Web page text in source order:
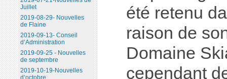
été retenu
raison de
Domaine
cependant
Juillet
2019-08-29- Nouvelles
de Flaine
2019-09-13- Conseil
d’Administration
2019-09-25 - Nouvelles
de septembre
2019-10-19-Nouvelles